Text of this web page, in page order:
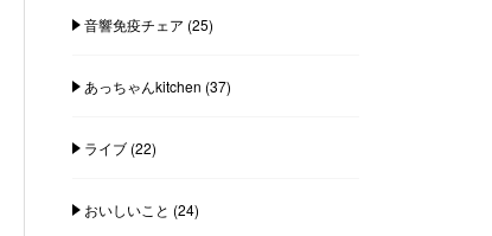
音響免疫チェア (25)
あっちゃんkitchen (37)
ライブ(22)
おいしいこと (24)